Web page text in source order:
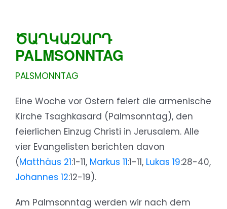
ԾԱՂԿԱԶԱՐԴ
PALMSONNTAG
PALSMONNTAG
Eine Woche vor Ostern feiert die armenische
Kirche Tsaghkasard (Palmsonntag), den
feierlichen Einzug Christi in Jerusalem. Alle
vier Evangelisten berichten davon
(Matthäus 21:1-11, Markus 11:1-11, Lukas 19:28-40,
Johannes 12:12-19).
Am Palmsonntag werden wir nach dem